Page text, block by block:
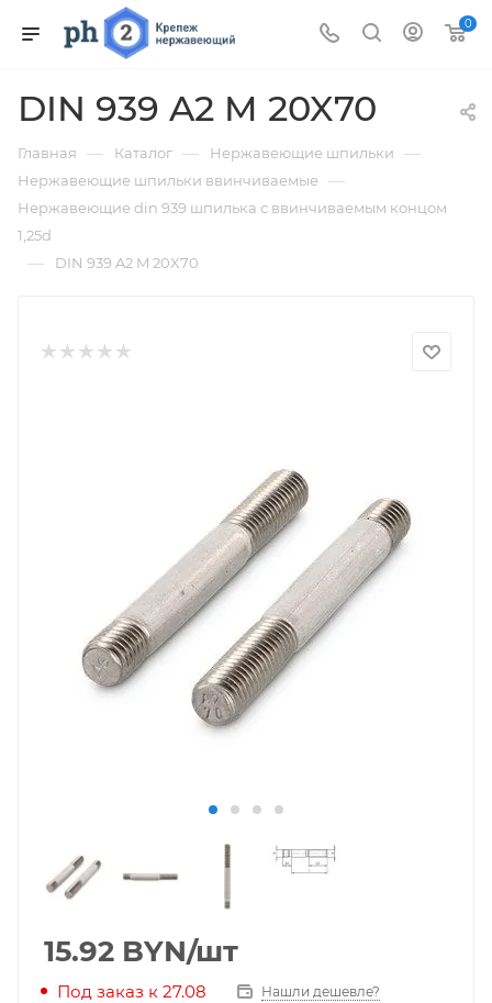
0
DIN 939 A2 M 20X70
Главная — Каталог — Нержавеющие шпильки —
Нержавеющие шпильки ввинчиваемые —
Нержавеющие din 939 шпилька с ввинчиваемым концом
1,25d
— DIN 939 A2 M 20X70
15.92 BYN/шт
Под заказ к 27.08 Нашли дешевле?